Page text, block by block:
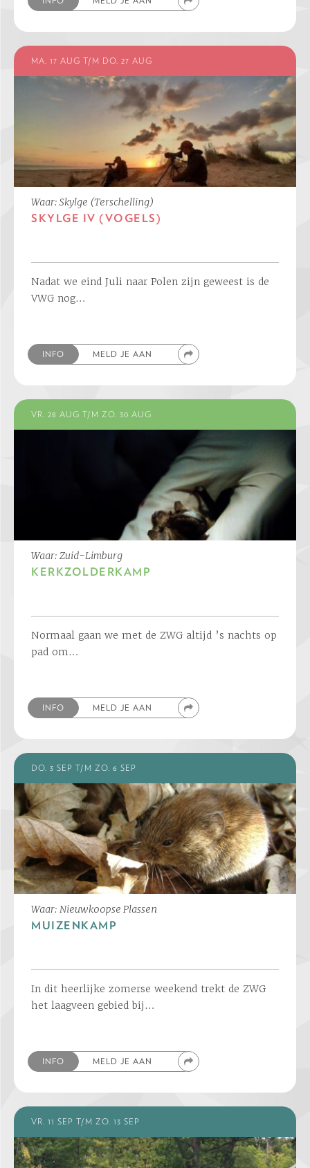
MA. 17 AUG T/M DO. 27 AUG
Waar: Skylge (Terschelling)
SKYLGE IV (VOGELS)
Nadat we eind Juli naar Polen zijn geweest is de
VWG nog…
INFO MELD JE AAN
VR. 28 AUG T/M ZO. 30 AUG
Waar: Zuid-Limburg
KERKZOLDERKAMP
Normaal gaan we met de ZWG altijd ’s nachts op
pad om…
INFO MELD JE AAN
DO. 3 SEP T/M ZO. 6 SEP
Waar: Nieuwkoopse Plassen
MUIZENKAMP
In dit heerlijke zomerse weekend trekt de ZWG
het laagveen gebied bij…
INFO MELD JE AAN
VR. 11 SEP T/M ZO. 13 SEP